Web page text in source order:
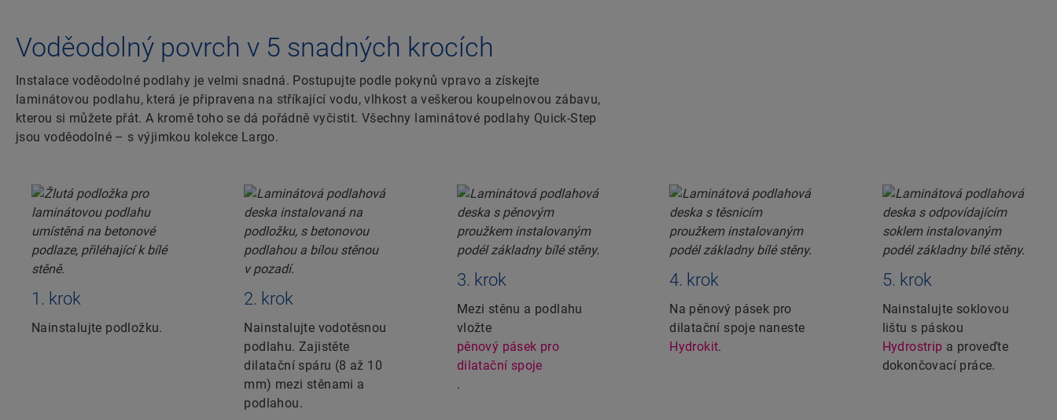
Voděodolný povrch v 5 snadných krocích
Instalace voděodolné podlahy je velmi snadná. Postupujte podle pokynů vpravo a získejte
laminátovou podlahu, která je připravena na stříkající vodu, vlhkost a veškerou koupelnovou zábavu,
kterou si můžete přát. A kromě toho se dá pořádně vyčistit. Všechny laminátové podlahy Quick-Step
jsou voděodolné – s výjimkou kolekce Largo.
1. krok
Nainstalujte podložku.
2. krok
Nainstalujte vodotěsnou
podlahu. Zajistěte
dilatační spáru (8 až 10
mm) mezi stěnami a
podlahou.
3. krok
Mezi stěnu a podlahu
vložte
pěnový pásek pro
dilatační spoje
.
4. krok
Na pěnový pásek pro
dilatační spoje naneste
Hydrokit.
5. krok
Nainstalujte soklovou
lištu s páskou
Hydrostrip a proveďte
dokončovací práce.